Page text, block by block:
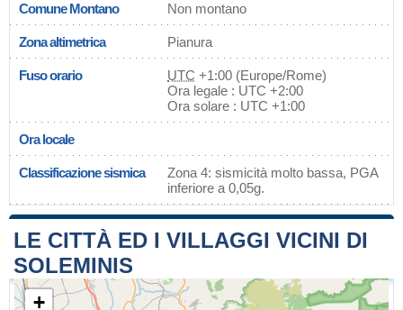
Comune Montano Non montano
Zona altimetrica Pianura
Fuso orario UTC +1:00 (Europe/Rome)
Ora legale : UTC +2:00
Ora solare : UTC +1:00
Ora locale
Classificazione sismica
Zona 4: sismicità molto bassa, PGA
inferiore a 0,05g.
LE CITTÀ ED I VILLAGGI VICINI DI
SOLEMINIS
+